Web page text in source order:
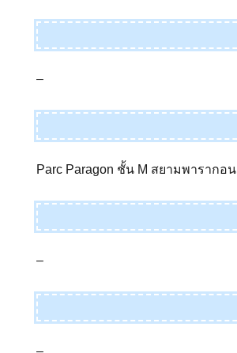
–
Parc Paragon ชั้น M สยามพารากอน
–